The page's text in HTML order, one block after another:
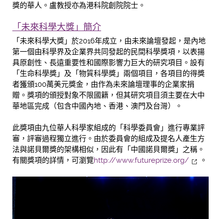
獎的華人。盧教授亦為港科院創院院士。
「未來科學大獎」簡介
「未來科學大獎」於2016年成立，由未來論壇發起，是內地
第一個由科學界及企業界共同發起的民間科學獎項，以表揚
具原創性、長遠重要性和國際影響力巨大的研究項目。設有
「生命科學獎」及「物質科學獎」兩個項目，各項目的得獎
者獲頒100萬美元獎金，由作為未來論壇理事的企業家捐
贈。獎項的頒授對象不限國籍，但其研究項目須主要在大中
華地區完成（包含中國內地、香港、澳門及台灣）。
此獎項由九位華人科學家組成的「科學委員會」進行專業評
審，評審過程獨立進行。由於委員會的組成及提名人產生方
法與諾貝爾獎的架構相似，因此有「中國諾貝爾獎」之稱。
有關獎項的詳情，可瀏覽http://www.futureprize.org/ 。